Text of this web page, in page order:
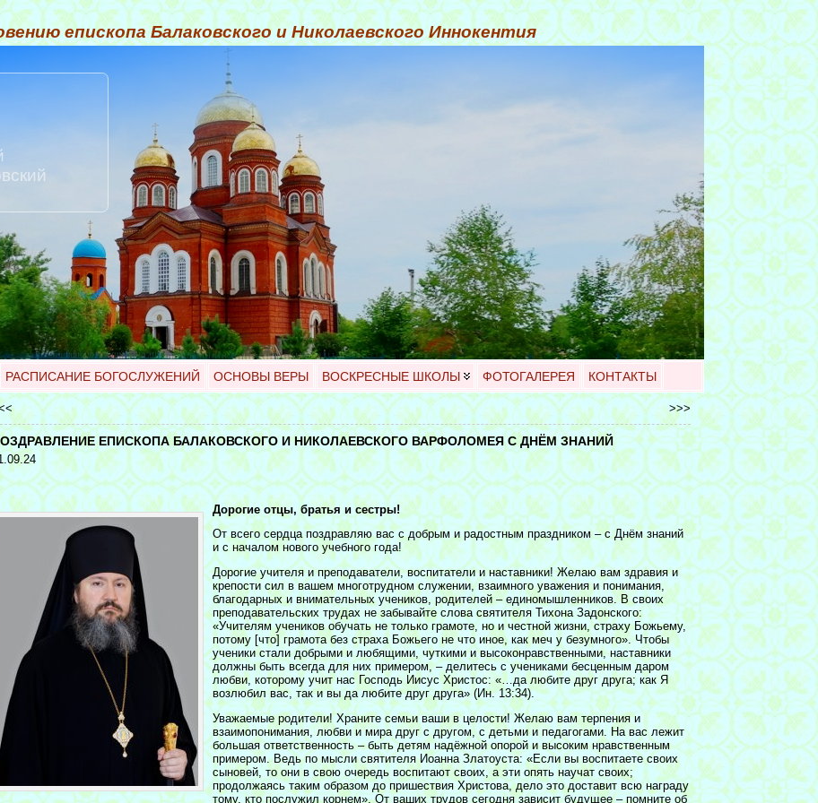
епископа Балаковского и Николаевского Иннокентия
РАСПИСАНИЕ БОГОСЛУЖЕНИЙ ОСНОВЫ ВЕРЫ ВОСКРЕСНЫЕ ШКОЛЫ ФОТОГАЛЕРЕЯ КОНТАКТЫ
>>>
ЕПИСКОПА БАЛАКОВСКОГО И НИКОЛАЕВСКОГО ВАРФОЛОМЕЯ С ДНЁМ ЗНАНИЙ
Дорогие отцы, братья и сестры!
От всего сердца поздравляю вас с добрым и радостным праздником – с Днём знаний
и с началом нового учебного года!
Дорогие учителя и преподаватели, воспитатели и наставники! Желаю вам здравия и
крепости сил в вашем многотрудном служении, взаимного уважения и понимания,
благодарных и внимательных учеников, родителей – единомышленников. В своих
преподавательских трудах не забывайте слова святителя Тихона Задонского:
«Учителям учеников обучать не только грамоте, но и честной жизни, страху Божьему,
потому [что] грамота без страха Божьего не что иное, как меч у безумного». Чтобы
ученики стали добрыми и любящими, чуткими и высоконравственными, наставники
должны быть всегда для них примером, – делитесь с учениками бесценным даром
любви, которому учит нас Господь Иисус Христос: «…да любите друг друга; как Я
возлюбил вас, так и вы да любите друг друга» (Ин. 13:34).
Уважаемые родители! Храните семьи ваши в целости! Желаю вам терпения и
взаимопонимания, любви и мира друг с другом, с детьми и педагогами. На вас лежит
большая ответственность – быть детям надёжной опорой и высоким нравственным
примером. Ведь по мысли святителя Иоанна Златоуста: «Если вы воспитаете своих
сыновей, то они в свою очередь воспитают своих, а эти опять научат своих;
продолжаясь таким образом до пришествия Христова, дело это доставит всю награду
тому, кто послужил корнем». От ваших трудов сегодня зависит будущее – помните об